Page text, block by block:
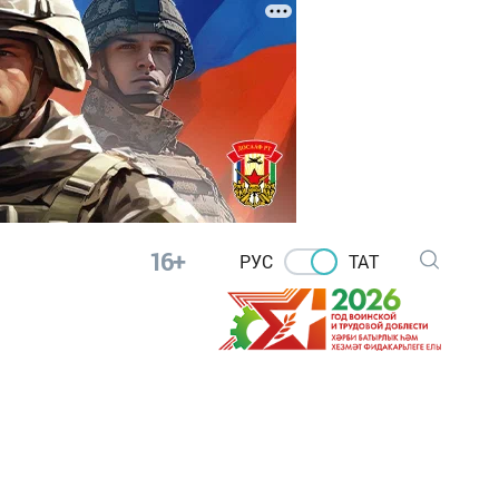
16+ РУС ТАТ